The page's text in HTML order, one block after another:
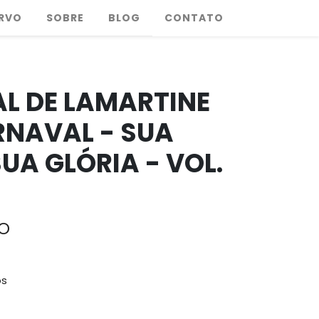
SOBRE BLOG CONTATO
DE LAMARTINE
- SUA
GLÓRIA - VOL.